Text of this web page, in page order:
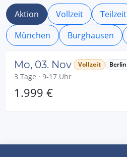
Aktion Vollzeit Teilzeit
München
Burghausen
Mo, 03. Nov Vollzeit Berlin
3 Tage · 9-17 Uhr
1.999 €